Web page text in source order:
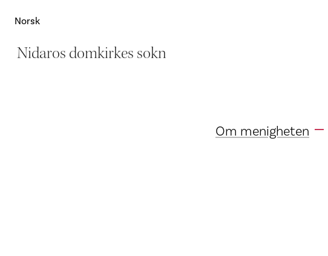
Norsk
Nidaros domkirkes sokn
Om menigheten